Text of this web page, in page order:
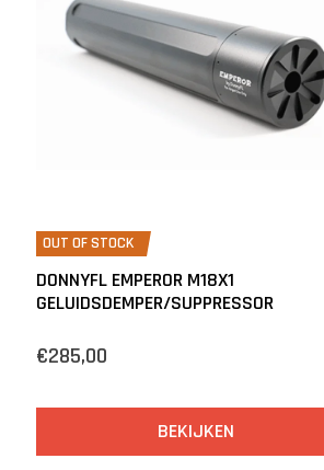
OUT OF STOCK
DONNYFL EMPEROR M18X1
GELUIDSDEMPER/SUPPRESSOR
€285,00
BEKIJKEN